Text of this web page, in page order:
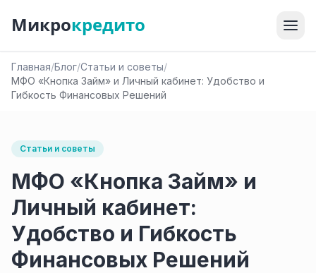
Микрокредито
Главная/Блог/Статьи и советы/
МФО «Кнопка Займ» и Личный кабинет: Удобство и
Гибкость Финансовых Решений
Статьи и советы
МФО «Кнопка Займ» и
Личный кабинет:
Удобство и Гибкость
Финансовых Решений